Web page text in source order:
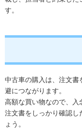
す。
中古車の購入は、注文書
避につながります。
高額な買い物なので、入
注文書をしっかり確認し
ょう。